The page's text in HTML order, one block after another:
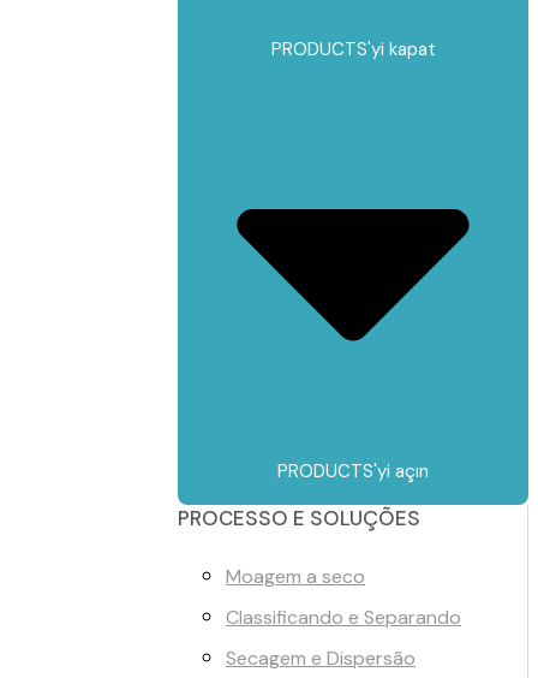
PRODUCTS'yi kapat
PRODUCTS'yi açın
PROCESSO E SOLUÇÕES
Moagem a seco
Classificando e Separando
Secagem e Dispersão